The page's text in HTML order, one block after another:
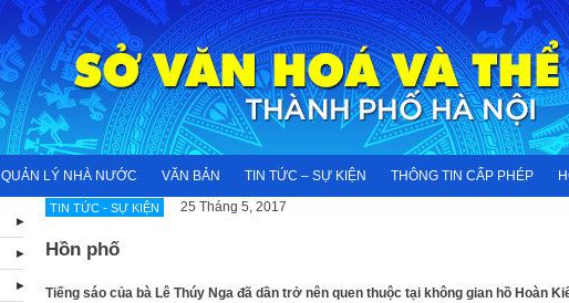
QUẢN LÝ NHÀ NƯỚC VĂN BẢN TIN TỨC – SỰ KIỆN THÔNG TIN CẤP PHÉP
TIN TỨC - SỰ KIỆN 25 Tháng 5, 2017
Hồn phố
Tiếng sáo của bà Lê Thúy Nga đã dần trở nên quen thuộc tại không gian hồ Hoàn